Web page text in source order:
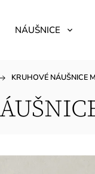
NÁUŠNICE
KRUHOVÉ NÁUŠNICE